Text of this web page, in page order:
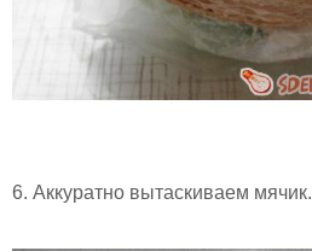
6. Аккуратно вытаскиваем мячик.